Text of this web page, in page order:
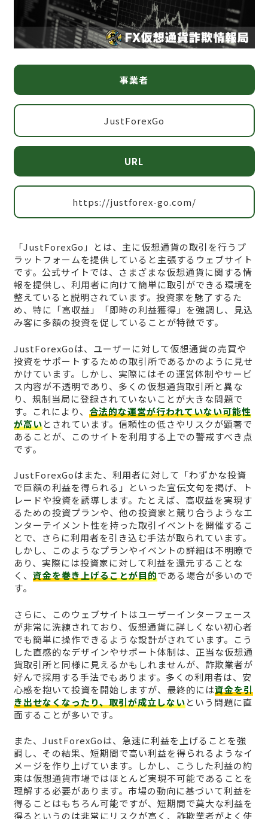
事業者
JustForexGo
URL
https://justforex-go.com/
「JustForexGo」とは、主に仮想通貨の取引を行うプ
ラットフォームを提供していると主張するウェブサイト
です。公式サイトでは、さまざまな仮想通貨に関する情
報を提供し、利用者に向けて簡単に取引ができる環境を
整えていると説明されています。投資家を魅了するた
め、特に「高収益」「即時の利益獲得」を強調し、見込
み客に多額の投資を促していることが特徴です。
JustForexGoは、ユーザーに対して仮想通貨の売買や
投資をサポートするための取引所であるかのように見せ
かけています。しかし、実際にはその運営体制やサービ
ス内容が不透明であり、多くの仮想通貨取引所と異な
り、規制当局に登録されていないことが大きな問題で
す。これにより、 合法的な運営が行われていない可能性
が高いとされています。信頼性の低さやリスクが顕著で
あることが、このサイトを利用する上での警戒すべき点
です。
JustForexGoはまた、利用者に対して「わずかな投資
で巨額の利益を得られる」といった宣伝文句を掲げ、ト
レードや投資を誘導します。たとえば、高収益を実現す
るための投資プランや、他の投資家と競り合うようなエ
ンターテイメント性を持った取引イベントを開催するこ
とで、さらに利用者を引き込む手法が取られています。
しかし、このようなプランやイベントの詳細は不明瞭で
あり、実際には投資家に対して利益を還元することな
く、 資金を巻き上げることが目的である場合が多いので
す。
さらに、このウェブサイトはユーザーインターフェース
が非常に洗練されており、仮想通貨に詳しくない初心者
でも簡単に操作できるような設計がされています。こう
した直感的なデザインやサポート体制は、正当な仮想通
貨取引所と同様に見えるかもしれませんが、詐欺業者が
好んで採用する手法でもあります。多くの利用者は、安
心感を抱いて投資を開始しますが、最終的には資金を引
き出せなくなったり、取引が成立しないという問題に直
面することが多いです。
また、JustForexGoは、急速に利益を上げることを強
調し、その結果、短期間で高い利益を得られるようなイ
メージを作り上げています。しかし、こうした利益の約
束は仮想通貨市場ではほとんど実現不可能であることを
理解する必要があります。市場の動向に基づいて利益を
得ることはもちろん可能ですが、短期間で莫大な利益を
得るというのは非常にリスクが高く、詐欺業者がよく使